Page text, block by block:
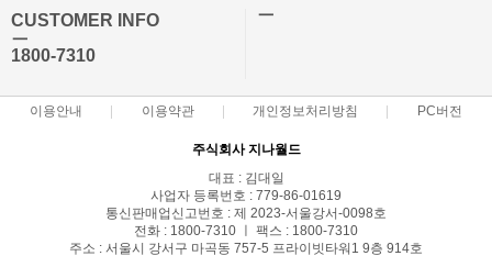
CUSTOMER INFO
ㅡ
1800-7310
ㅡ
이용안내 이용약관 개인정보처리방침 PC버전
주식회사 지나월드
대표 : 김대일
사업자 등록번호 : 779-86-01619
통신판매업신고번호 : 제 2023-서울강서-0098호
전화 : 1800-7310 ㅣ 팩스 : 1800-7310
주소 : 서울시 강서구 마곡동 757-5 프라이빗타워1 9층 914호